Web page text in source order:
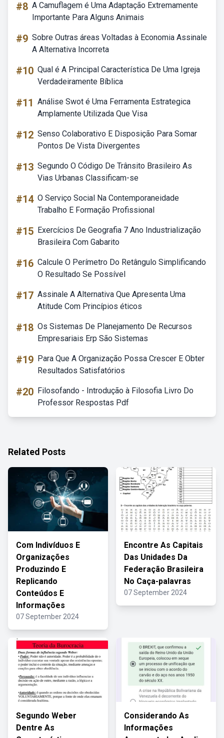
#8 A Camuflagem é Uma Adaptação Extremamente
Importante Para Alguns Animais
#9 Sobre Outras áreas Voltadas à Economia Assinale
A Alternativa Incorreta
#10 Qual é A Principal Característica De Uma Igreja
Verdadeiramente Bíblica
#11 Análise Swot é Uma Ferramenta Estrategica
Amplamente Utilizada Que Visa
#12 Senso Colaborativo E Disposição Para Somar
Pontos De Vista Divergentes
#13 Segundo O Código De Trânsito Brasileiro As
Vias Urbanas Classificam-se
#14 O Serviço Social Na Contemporaneidade
Trabalho E Formação Profissional
#15 Exercícios De Geografia 7 Ano Industrialização
Brasileira Com Gabarito
#16 Calcule O Perímetro Do Retângulo Simplificando
O Resultado Se Possível
#17 Assinale A Alternativa Que Apresenta Uma
Atitude Com Princípios éticos
#18 Os Sistemas De Planejamento De Recursos
Empresariais Erp São Sistemas
#19 Para Que A Organização Possa Crescer E Obter
Resultados Satisfatórios
#20 Filosofando - Introdução à Filosofia Livro Do
Professor Respostas Pdf
Related Posts
Com Indivíduos E
Organizações
Produzindo E
Replicando
Conteúdos E
Informações
07 September 2024
Encontre As Capitais
Das Unidades Da
Federação Brasileira
No Caça-palavras
07 September 2024
Segundo Weber
Dentre As
Considerando As
Informações